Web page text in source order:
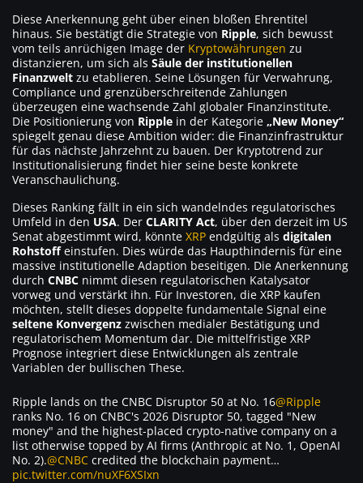
Diese Anerkennung geht über einen bloßen Ehrentitel
hinaus. Sie bestätigt die Strategie von Ripple, sich bewusst
vom teils anrüchigen Image der Kryptowährungen zu
distanzieren, um sich als Säule der institutionellen
Finanzwelt zu etablieren. Seine Lösungen für Verwahrung,
Compliance und grenzüberschreitende Zahlungen
überzeugen eine wachsende Zahl globaler Finanzinstitute.
Die Positionierung von Ripple in der Kategorie „New Money“
spiegelt genau diese Ambition wider: die Finanzinfrastruktur
für das nächste Jahrzehnt zu bauen. Der Kryptotrend zur
Institutionalisierung findet hier seine beste konkrete
Veranschaulichung.
Dieses Ranking fällt in ein sich wandelndes regulatorisches
Umfeld in den USA. Der CLARITY Act, über den derzeit im US
Senat abgestimmt wird, könnte XRP endgültig als digitalen
Rohstoffeinstufen. Dies würde das Haupthindernis für eine
massive institutionelle Adaption beseitigen. Die Anerkennung
durch CNBC nimmt diesen regulatorischen Katalysator
vorweg und verstärkt ihn. Für Investoren, die XRP kaufen
möchten, stellt dieses doppelte fundamentale Signal eine
seltene Konvergenz zwischen medialer Bestätigung und
regulatorischem Momentum dar. Die mittelfristige XRP
Prognose integriert diese Entwicklungen als zentrale
Variablen der bullischen These.
Ripple lands on the CNBC Disruptor 50 at No. 16@Ripple
ranks No. 16 on CNBC's 2026 Disruptor 50, tagged "New
money" and the highest-placed crypto-native company on a
list otherwise topped by AI firms (Anthropic at No. 1, OpenAI
No. 2).@CNBC credited the blockchain payment…
pic.twitter.com/nuXF6XSIxn